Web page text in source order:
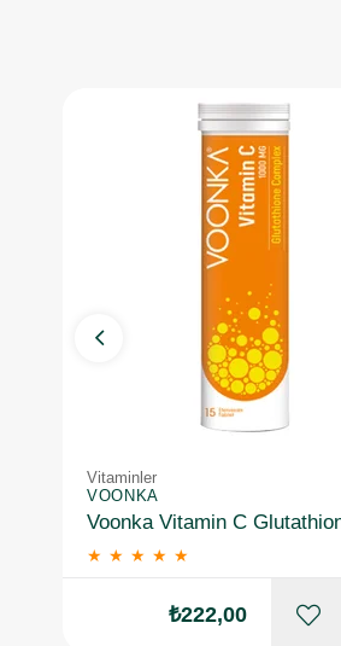
Vitaminler
VOONKA
★ ★ ★ ★ ★
₺222,00